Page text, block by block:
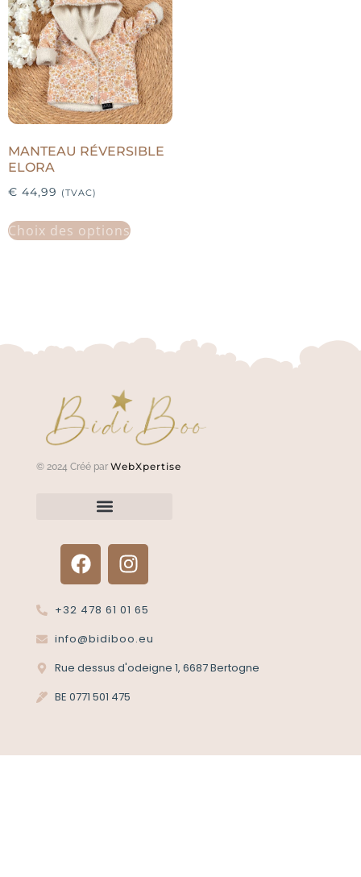
MANTEAU RÉVERSIBLE
ELORA
€ 44,99 (TVAC)
Choix des options
© 2024 Créé par WebXpertise
+32 478 61 01 65
info@bidiboo.eu
Rue dessus d'odeigne 1, 6687 Bertogne
BE 0771 501 475